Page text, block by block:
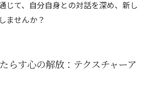
じて、自分自身との対話を深め、新し
ませんか？
らす心の解放：テクスチャーア